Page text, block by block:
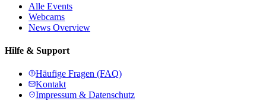
Alle Events
Webcams
News Overview
Hilfe & Support
Häufige Fragen (FAQ)
Kontakt
Impressum & Datenschutz